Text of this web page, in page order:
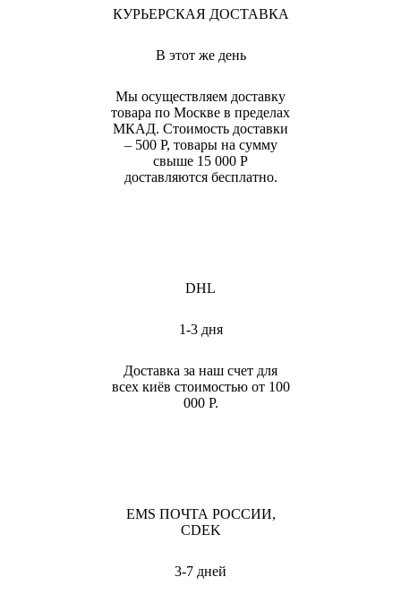
КУРЬЕРСКАЯ ДОСТАВКА
В этот же день
Мы осуществляем доставку
товара по Москве в пределах
МКАД. Стоимость доставки
– 500 Р, товары на сумму
свыше 15 000 Р
доставляются бесплатно.
DHL
1-3 дня
Доставка за наш счет для
всех киёв стоимостью от 100
000 Р.
EMS ПОЧТА РОССИИ,
CDEK
3-7 дней